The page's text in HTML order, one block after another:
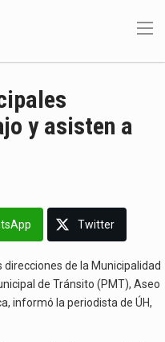
y asisten a
Twitter
de la Municipalidad
de Tránsito (PMT), Aseo
informó la periodista de ÚH,